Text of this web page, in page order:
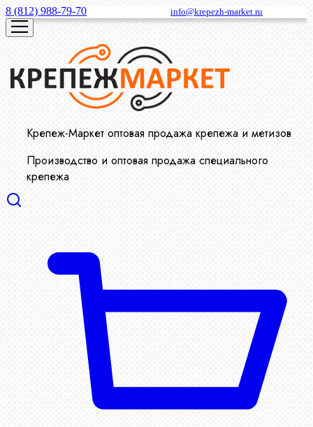
8 (812) 988-79-70 info@krepezh-market.ru
Крепеж-Маркет оптовая продажа крепежа и метизов
Производство и оптовая продажа специального
крепежа